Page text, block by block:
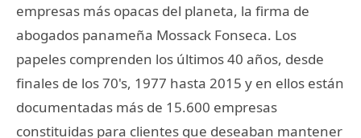
empresas más opacas del planeta, la firma de
abogados panameña Mossack Fonseca. Los
papeles comprenden los últimos 40 años, desde
finales de los 70's, 1977 hasta 2015 y en ellos están
documentadas más de 15.600 empresas
constituidas para clientes que deseaban mantener